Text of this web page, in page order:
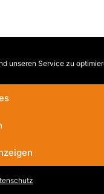
unseren Service zu